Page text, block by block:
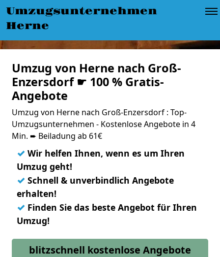
Umzugsunternehmen
Herne
Umzug von Herne nach Groß-
Enzersdorf ☛ 100 % Gratis-
Angebote
Umzug von Herne nach Groß-Enzersdorf : Top-
Umzugsunternehmen - Kostenlose Angebote in 4
Min. ➨ Beiladung ab 61€
✓ Wir helfen Ihnen, wenn es um Ihren
Umzug geht!
✓ Schnell & unverbindlich Angebote
erhalten!
✓ Finden Sie das beste Angebot für Ihren
Umzug!
blitzschnell kostenlose Angebote